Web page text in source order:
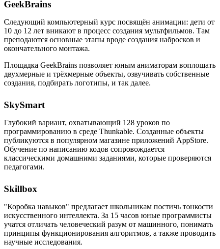
GeekBrains
Следующий компьютерный курс посвящён анимации: дети от
10 до 12 лет вникают в процесс создания мультфильмов. Там
преподаются основные этапы вроде создания набросков и
окончательного монтажа.
Площадка GeekBrains позволяет юным аниматорам воплощать
двухмерные и трёхмерные объекты, озвучивать собственные
создания, подбирать логотипы, и так далее.
SkySmart
Глубокий вариант, охватывающий 128 уроков по
программированию в среде Thunkable. Созданные объекты
публикуются в популярном магазине приложений AppStore.
Обучение по написанию кодов сопровождается
классическими домашними заданиями, которые проверяются
педагогами.
Skillbox
"Коробка навыков" предлагает школьникам постичь тонкости
искусственного интеллекта. За 15 часов юные программисты
учатся отличать человеческий разум от машинного, понимать
принципы функционирования алгоритмов, а также проводить
научные исследования.